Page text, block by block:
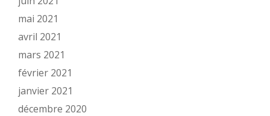
mai 2021
avril 2021
mars 2021
février 2021
janvier 2021
décembre 2020